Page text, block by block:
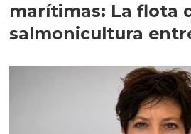
marítimas: La flota
salmonicultura